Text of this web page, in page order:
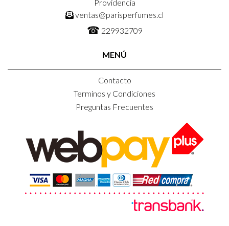
Providencia
ventas@parisperfumes.cl
☎ 229932709
MENÚ
Contacto
Terminos y Condiciones
Preguntas Frecuentes